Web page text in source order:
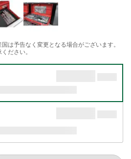
は予告なく変更となる場合がございます。
ださい。